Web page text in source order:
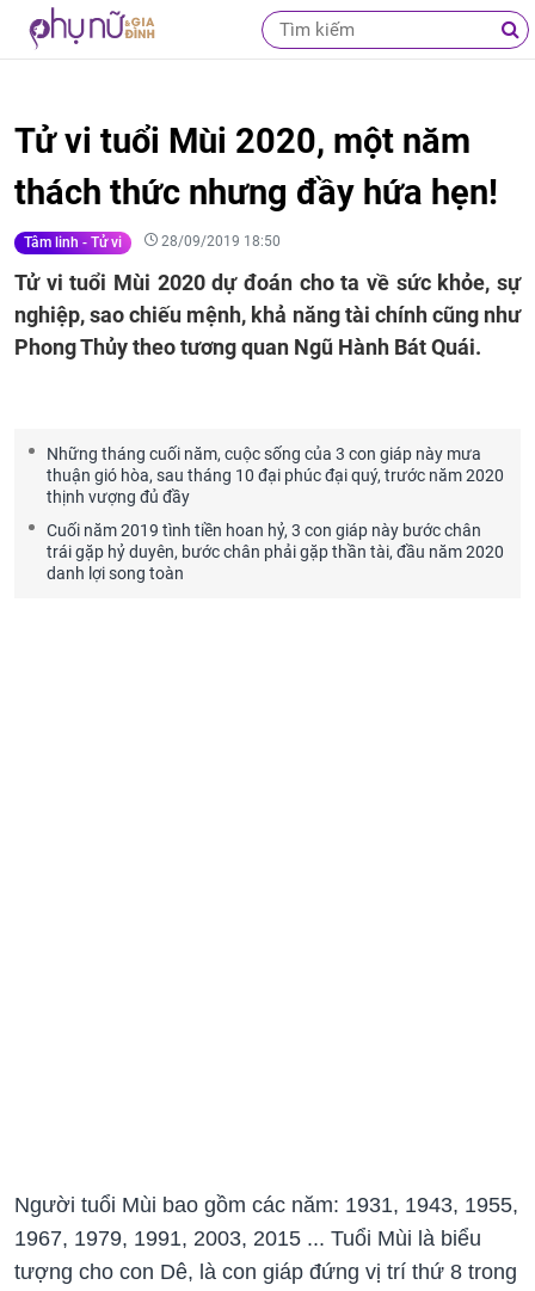
Tử vi tuổi Mùi 2020, một năm
thách thức nhưng đầy hứa hẹn!
Tâm linh - Tử vi 28/09/2019 18:50
Tử vi tuổi Mùi 2020 dự đoán cho ta về sức khỏe, sự
nghiệp, sao chiếu mệnh, khả năng tài chính cũng như
Phong Thủy theo tương quan Ngũ Hành Bát Quái.
Những tháng cuối năm, cuộc sống của 3 con giáp này mưa
thuận gió hòa, sau tháng 10 đại phúc đại quý, trước năm 2020
thịnh vượng đủ đầy
Cuối năm 2019 tình tiền hoan hỷ, 3 con giáp này bước chân
trái gặp hỷ duyên, bước chân phải gặp thần tài, đầu năm 2020
danh lợi song toàn
Người tuổi Mùi bao gồm các năm: 1931, 1943, 1955,
1967, 1979, 1991, 2003, 2015 ... Tuổi Mùi là biểu
tượng cho con Dê, là con giáp đứng vị trí thứ 8 trong